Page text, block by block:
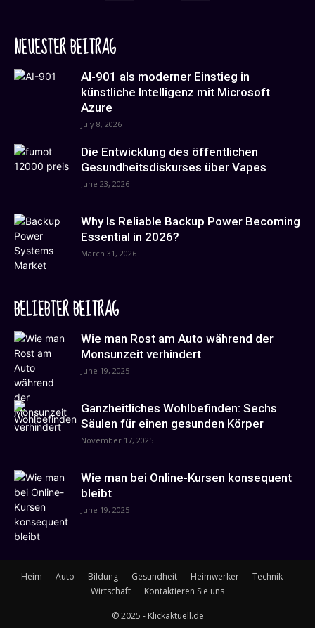
NEUESTER BEITRAG
AI-901 als moderner Einstieg in
künstliche Intelligenz mit Microsoft
Azure
July 8, 2026
Die Entwicklung des öffentlichen
Gesundheitsdiskurses über Vapes
June 23, 2026
Why Is Reliable Backup Power Becoming
Essential in 2026?
March 31, 2026
BELIEBTER BEITRAG
Wie man Rost am Auto während der
Monsunzeit verhindert
June 19, 2025
Ganzheitliches Wohlbefinden: Sechs
Säulen für einen gesunden Körper
November 17, 2025
Wie man bei Online-Kursen konsequent
bleibt
June 19, 2025
Heim Auto Bildung Gesundheit Heimwerker
Technik
Wirtschaft
Kontaktieren Sie uns
© 2025 - Klickaktuell.de